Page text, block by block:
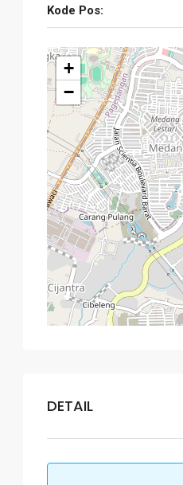
Kode Pos:
+
−
DETAIL